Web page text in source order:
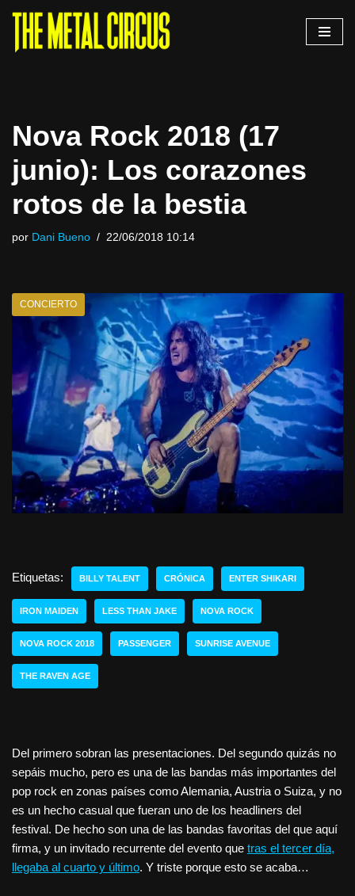
Saltar
Nova Rock 2018 (17
junio): Los corazones
rotos de la bestia
por Dani Bueno 22/06/2018 10:14
CONCIERTO
Etiquetas: BILLY TALENT CRÓNICA ENTER SHIKARI
IRON MAIDEN LESS THAN JAKE NOVA ROCK
NOVA ROCK 2018 PASSENGER SUNRISE AVENUE
THE RAVEN AGE
Del primero sobran las presentaciones. Del segundo quizás no
sepáis mucho, pero es una de las bandas más importantes del
pop rock en zonas países como Alemania, Austria o Suiza, y no
es un hecho casual que fueran uno de los headliners del
festival. De hecho son una de las bandas favoritas del que aquí
firma, y un invitado recurrente del evento que tras el tercer día,
llegaba al cuarto y último. Y triste porque esto se acaba…